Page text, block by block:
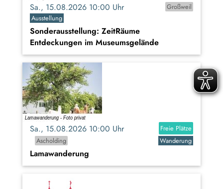
Sa., 15.08.2026 10:00 Uhr
Großweil
Ausstellung
Sonderausstellung: ZeitRäume
Entdeckungen im Museumsgelände
Sa., 15.08.2026 10:00 Uhr
Freie Plätze
Ascholding
Wanderung
Lamawanderung